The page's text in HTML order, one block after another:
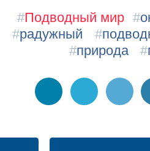
#Подводный мир #
#радужный #
#природа #